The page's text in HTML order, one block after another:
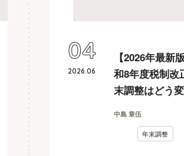
【2026年最新
和8年度税制改
末調整はどう
中島 章伍
年末調整
2026.06
04